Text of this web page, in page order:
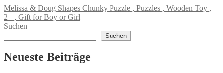
Melissa & Doug Shapes Chunky Puzzle , Puzzles , Wooden Toy ,
2+ , Gift for Boy or Girl
Suchen
Suchen
Neueste Beiträge